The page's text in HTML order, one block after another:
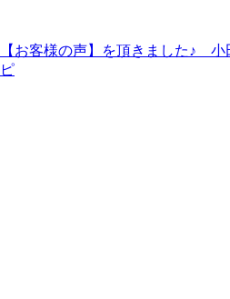
【お客様の声】を頂きました♪
ピ